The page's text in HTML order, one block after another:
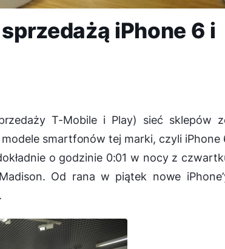
iPhone 6 i
T-Mobile i Play) sieć sklepów
smartfonów tej marki, czyli iPhone
o godzinie 0:01 w nocy z
Od rana w piątek nowe